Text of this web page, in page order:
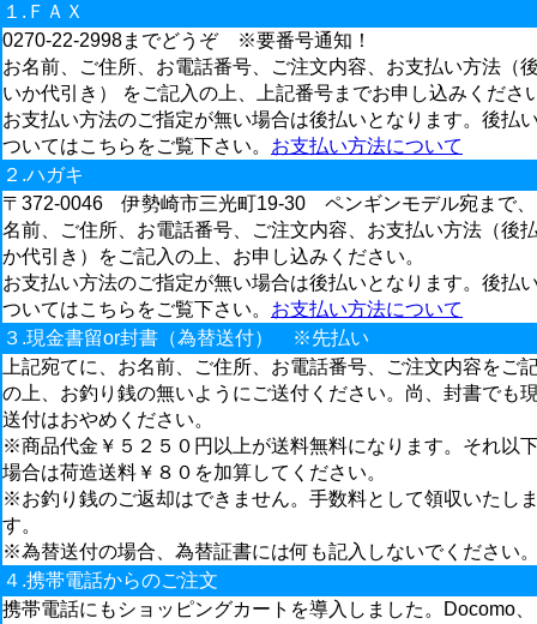
１.ＦＡＸ
0270-22-2998までどうぞ ※要番号通知！
お名前、ご住所、お電話番号、ご注文内容、お支払い方法（
いか代引き） をご記入の上、上記番号までお申し込みくださ
お支払い方法のご指定が無い場合は後払いとなります。後払
ついてはこちらをご覧下さい。 お支払い方法について
２.ハガキ
〒372-0046 伊勢崎市三光町19-30 ペンギンモデル宛まで
名前、ご住所、お電話番号、ご注文内容、お支払い方法（後
か代引き）をご記入の上、お申し込みください。
お支払い方法のご指定が無い場合は後払いとなります。後払
ついてはこちらをご覧下さい。 お支払い方法について
３.現金書留or封書（為替送付） ※先払い
上記宛てに、お名前、ご住所、お電話番号、ご注文内容をご
の上、お釣り銭の無いようにご送付ください。尚、封書でも
送付はおやめください。
※商品代金￥５２５０円以上が送料無料になります。それ以
場合は荷造送料￥８０を加算してください。
※お釣り銭のご返却はできません。手数料として領収いたし
す。
※為替送付の場合、為替証書には何も記入しないでください
４.携帯電話からのご注文
携帯電話にもショッピングカートを導入しました。Docomo、